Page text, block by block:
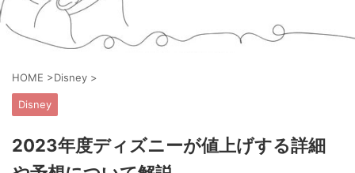
HOME >Disney >
Disney
2023年度ディズニーが値上げする詳細